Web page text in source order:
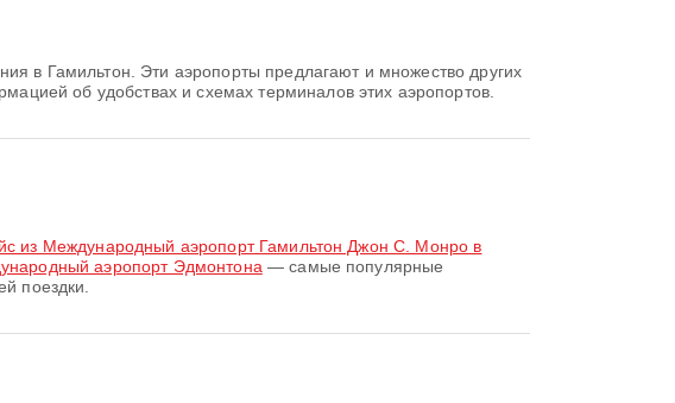
в Гамильтон. Эти аэропорты предлагают и множество других
об удобствах и схемах терминалов этих аэропортов.
из Международный аэропорт Гамильтон Джон С. Монро в
аэропорт Эдмонтона — самые популярные
поездки.